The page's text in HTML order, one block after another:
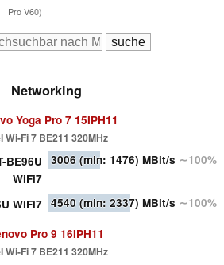
Pro V60)
Networking
Yoga Pro 7 15IPH11
Wi-Fi 7 BE211 320MHz
BE96U
WiFi7
3006 (min: 1476) MBit/s ∼100%
WiFi7 4540 (min: 2337) MBit/s ∼100%
Pro 9 16IPH11
Wi-Fi 7 BE211 320MHz